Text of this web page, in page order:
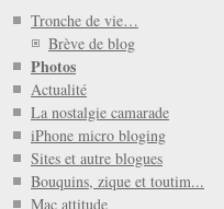
Tronche de vie…
Brève de blog
Photos
Actualité
La nostalgie camarade
iPhone micro bloging
Sites et autre blogues
Bouquins, zique et toutim...
Mac attitude